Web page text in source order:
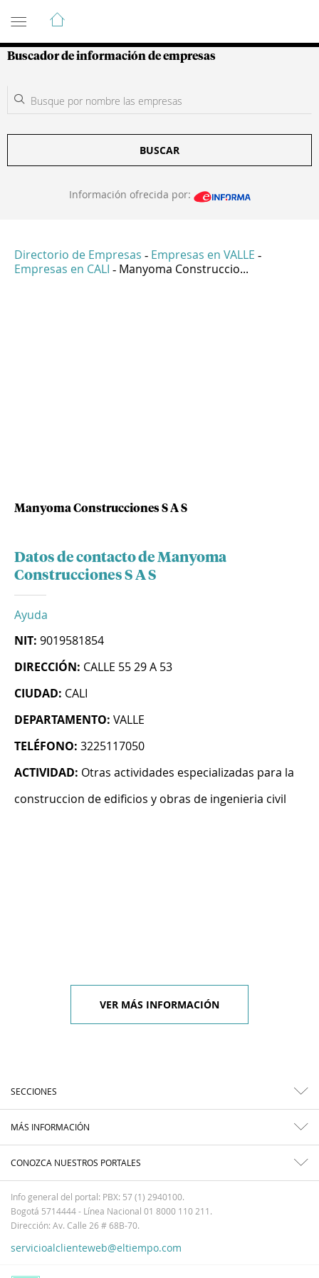
Guía de Empresas Colombianas
Buscador de información de empresas
BUSCAR
Información ofrecida por:
Directorio de Empresas - Empresas en VALLE -
Empresas en CALI - Manyoma Construccio...
Manyoma Construcciones S A S
Datos de contacto de Manyoma
Construcciones S A S
Ayuda
NIT: 9019581854
DIRECCIÓN: CALLE 55 29 A 53
CIUDAD: CALI
DEPARTAMENTO: VALLE
TELÉFONO: 3225117050
ACTIVIDAD: Otras actividades especializadas para la
construccion de edificios y obras de ingenieria civil
VER MÁS INFORMACIÓN
SECCIONES
MÁS INFORMACIÓN
CONOZCA NUESTROS PORTALES
Info general del portal: PBX: 57 (1) 2940100.
Bogotá 5714444 - Línea Nacional 01 8000 110 211.
Dirección: Av. Calle 26 # 68B-70.
servicioalclienteweb@eltiempo.com